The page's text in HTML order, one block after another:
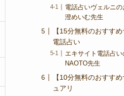
電話占いヴェルニ
澄めいむ先生
【15分無料のおすす
電話占い
エキサイト電話占い
NAOTO先生
【10分無料のおすす
ュアリ